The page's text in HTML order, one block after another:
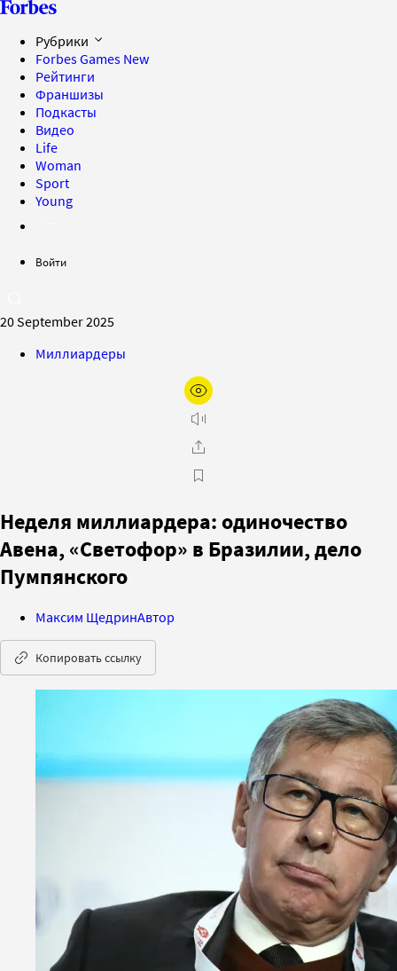
Рубрики
Forbes Games New
Рейтинги
Франшизы
Подкасты
Видео
Life
Woman
Sport
Young
Войти
20 September 2025
Миллиардеры
Неделя миллиардера: одиночество
Авена, «Светофор» в Бразилии, дело
Пумпянского
Максим ЩедринАвтор
Копировать ссылку